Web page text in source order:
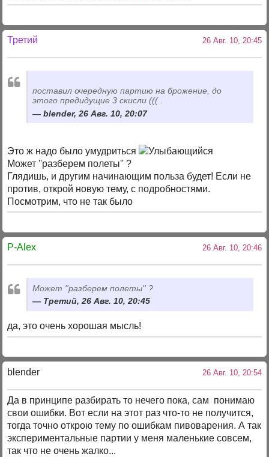
Третий 26 Авг. 10, 20:45
поставил очередную партию на брожение, до
этого предидущие 3 скисли ((( .
blender, 26 Авг. 10, 20:07
Это ж надо было умудриться
Может ''разберем полеты'' ?
Глядишь, и другим начинающим польза будет! Если не
против, открой новую тему, с подробностями.
Посмотрим, что не так было
P-Alex 26 Авг. 10, 20:46
Может ''разберем полеты'' ?
Третий, 26 Авг. 10, 20:45
да, это очень хорошая мысль!
blender 26 Авг. 10, 20:54
Да в принципе разбирать то нечего пока, сам понимаю
свои ошибки. Вот если на этот раз что-то не получится,
тогда точно открою тему по ошибкам пивоварения. А так
экспериментальные партии у меня маленькие совсем,
так что не очень жалко...